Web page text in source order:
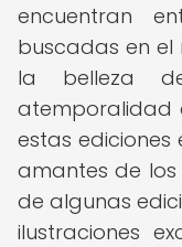
encuentran
buscadas en el
la belleza
atemporalidad
estas
amantes de los
de algunas
ilustraciones